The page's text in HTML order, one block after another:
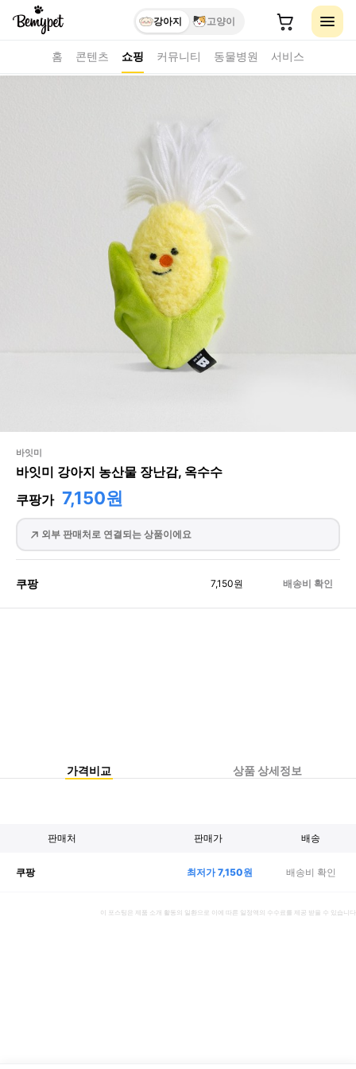
강아지 고양이
홈 콘텐츠 쇼핑 커뮤니티 동물병원 서비스
바잇미
바잇미 강아지 농산물 장난감, 옥수수
쿠팡가 7,150원
외부 판매처로 연결되는 상품이에요
쿠팡 7,150원 배송비 확인
가격비교 상품 상세정보
판매처 판매가 배송
쿠팡 최저가7,150원 배송비 확인
이 포스팅은 제품 소개 활동의 일환으로 이에 따른 일정액의 수수료를 제공 받을 수 있습니다